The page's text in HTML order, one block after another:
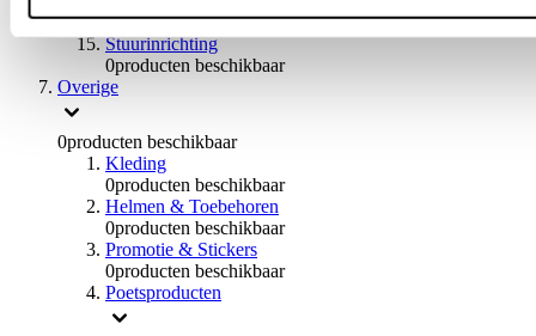
0producten beschikbaar
Stuurinrichting
0producten beschikbaar
Overige
0producten beschikbaar
Kleding
0producten beschikbaar
Helmen & Toebehoren
0producten beschikbaar
Promotie & Stickers
0producten beschikbaar
Poetsproducten